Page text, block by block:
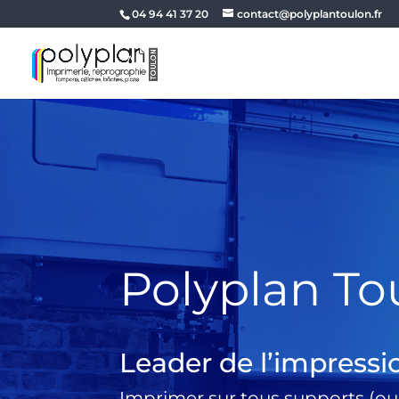
04 94 41 37 20 contact@polyplantoulon.fr
Polyplan
Leader de